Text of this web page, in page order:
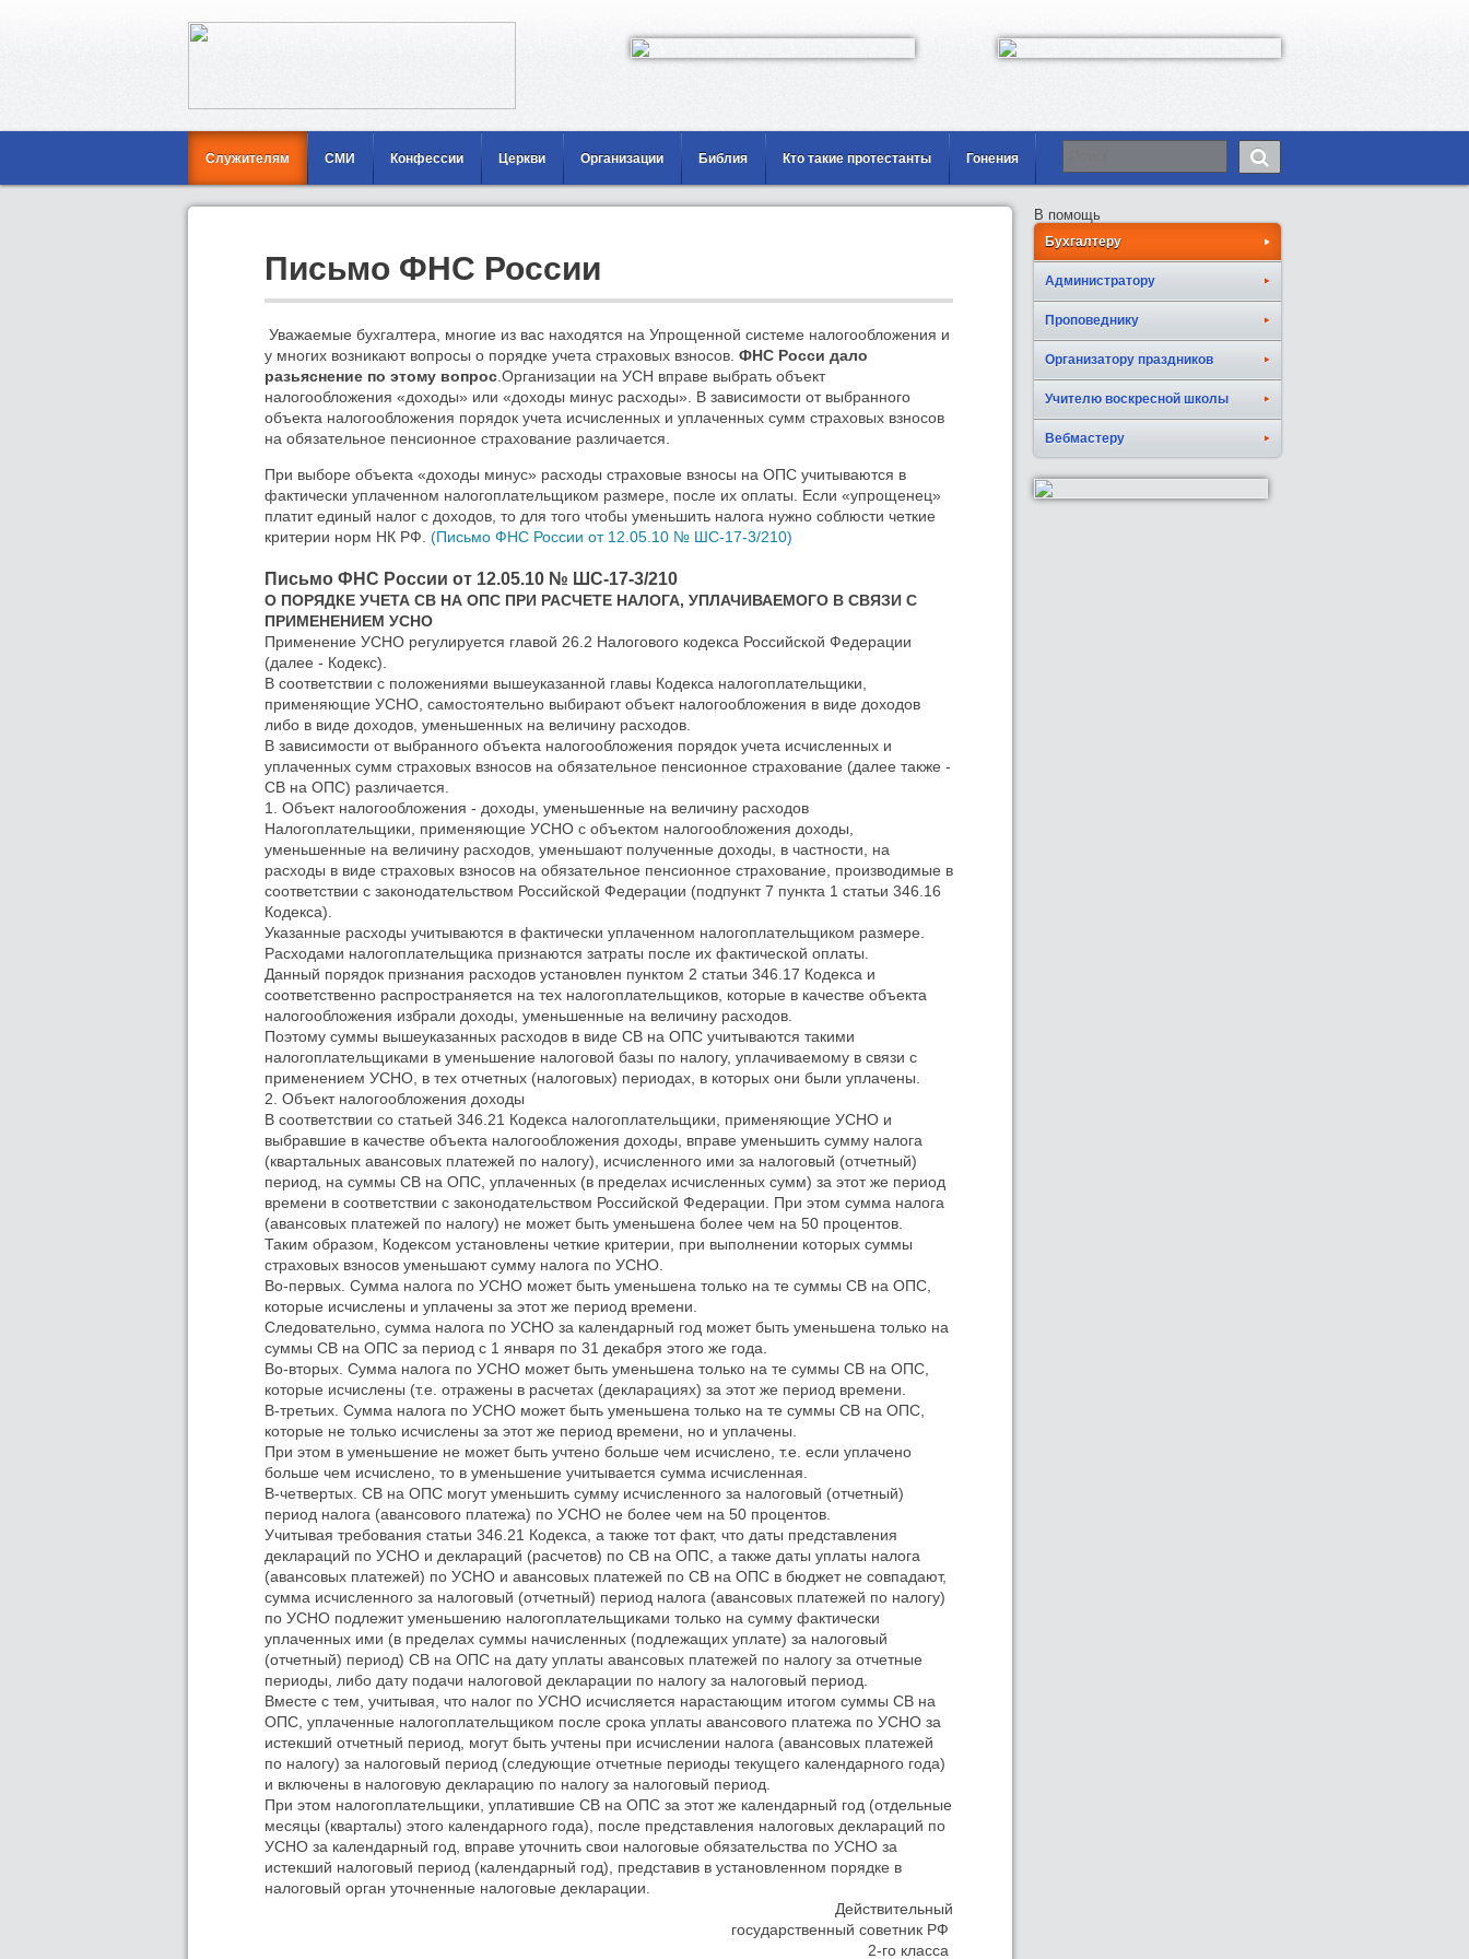
Служителям СМИ Конфессии Церкви Организации Библия Кто такие протестанты Гонения
Письмо ФНС России
Уважаемые бухгалтера, многие из вас находятся на Упрощенной системе налогообложения и
у многих возникают вопросы о порядке учета страховых взносов. ФНС Росси дало
разьяснение по этому вопрос .Организации на УСН вправе выбрать объект
налогообложения «доходы» или «доходы минус расходы». В зависимости от выбранного
объекта налогообложения порядок учета исчисленных и уплаченных сумм страховых взносов
на обязательное пенсионное страхование различается.
При выборе объекта «доходы минус» расходы страховые взносы на ОПС учитываются в
фактически уплаченном налогоплательщиком размере, после их оплаты. Если «упрощенец»
платит единый налог с доходов, то для того чтобы уменьшить налога нужно соблюсти четкие
критерии норм НК РФ. (Письмо ФНС России от 12.05.10 № ШС-17-3/210)
Письмо ФНС России от 12.05.10 № ШС-17-3/210
О ПОРЯДКЕ УЧЕТА СВ НА ОПС ПРИ РАСЧЕТЕ НАЛОГА, УПЛАЧИВАЕМОГО В СВЯЗИ С
ПРИМЕНЕНИЕМ УСНО
Применение УСНО регулируется главой 26.2 Налогового кодекса Российской Федерации
(далее - Кодекс).
В соответствии с положениями вышеуказанной главы Кодекса налогоплательщики,
применяющие УСНО, самостоятельно выбирают объект налогообложения в виде доходов
либо в виде доходов, уменьшенных на величину расходов.
В зависимости от выбранного объекта налогообложения порядок учета исчисленных и
уплаченных сумм страховых взносов на обязательное пенсионное страхование (далее также -
СВ на ОПС) различается.
1. Объект налогообложения - доходы, уменьшенные на величину расходов
Налогоплательщики, применяющие УСНО с объектом налогообложения доходы,
уменьшенные на величину расходов, уменьшают полученные доходы, в частности, на
расходы в виде страховых взносов на обязательное пенсионное страхование, производимые в
соответствии с законодательством Российской Федерации (подпункт 7 пункта 1 статьи 346.16
Кодекса).
Указанные расходы учитываются в фактически уплаченном налогоплательщиком размере.
Расходами налогоплательщика признаются затраты после их фактической оплаты.
Данный порядок признания расходов установлен пунктом 2 статьи 346.17 Кодекса и
соответственно распространяется на тех налогоплательщиков, которые в качестве объекта
налогообложения избрали доходы, уменьшенные на величину расходов.
Поэтому суммы вышеуказанных расходов в виде СВ на ОПС учитываются такими
налогоплательщиками в уменьшение налоговой базы по налогу, уплачиваемому в связи с
применением УСНО, в тех отчетных (налоговых) периодах, в которых они были уплачены.
2. Объект налогообложения доходы
В соответствии со статьей 346.21 Кодекса налогоплательщики, применяющие УСНО и
выбравшие в качестве объекта налогообложения доходы, вправе уменьшить сумму налога
(квартальных авансовых платежей по налогу), исчисленного ими за налоговый (отчетный)
период, на суммы СВ на ОПС, уплаченных (в пределах исчисленных сумм) за этот же период
времени в соответствии с законодательством Российской Федерации. При этом сумма налога
(авансовых платежей по налогу) не может быть уменьшена более чем на 50 процентов.
Таким образом, Кодексом установлены четкие критерии, при выполнении которых суммы
страховых взносов уменьшают сумму налога по УСНО.
Во-первых. Сумма налога по УСНО может быть уменьшена только на те суммы СВ на ОПС,
которые исчислены и уплачены за этот же период времени.
Следовательно, сумма налога по УСНО за календарный год может быть уменьшена только на
суммы СВ на ОПС за период с 1 января по 31 декабря этого же года.
Во-вторых. Сумма налога по УСНО может быть уменьшена только на те суммы СВ на ОПС,
которые исчислены (т.е. отражены в расчетах (декларациях) за этот же период времени.
В-третьих. Сумма налога по УСНО может быть уменьшена только на те суммы СВ на ОПС,
которые не только исчислены за этот же период времени, но и уплачены.
При этом в уменьшение не может быть учтено больше чем исчислено, т.е. если уплачено
больше чем исчислено, то в уменьшение учитывается сумма исчисленная.
В-четвертых. СВ на ОПС могут уменьшить сумму исчисленного за налоговый (отчетный)
период налога (авансового платежа) по УСНО не более чем на 50 процентов.
Учитывая требования статьи 346.21 Кодекса, а также тот факт, что даты представления
деклараций по УСНО и деклараций (расчетов) по СВ на ОПС, а также даты уплаты налога
(авансовых платежей) по УСНО и авансовых платежей по СВ на ОПС в бюджет не совпадают,
сумма исчисленного за налоговый (отчетный) период налога (авансовых платежей по налогу)
по УСНО подлежит уменьшению налогоплательщиками только на сумму фактически
уплаченных ими (в пределах суммы начисленных (подлежащих уплате) за налоговый
(отчетный) период) СВ на ОПС на дату уплаты авансовых платежей по налогу за отчетные
периоды, либо дату подачи налоговой декларации по налогу за налоговый период.
Вместе с тем, учитывая, что налог по УСНО исчисляется нарастающим итогом суммы СВ на
ОПС, уплаченные налогоплательщиком после срока уплаты авансового платежа по УСНО за
истекший отчетный период, могут быть учтены при исчислении налога (авансовых платежей
по налогу) за налоговый период (следующие отчетные периоды текущего календарного года)
и включены в налоговую декларацию по налогу за налоговый период.
При этом налогоплательщики, уплатившие СВ на ОПС за этот же календарный год (отдельные
месяцы (кварталы) этого календарного года), после представления налоговых деклараций по
УСНО за календарный год, вправе уточнить свои налоговые обязательства по УСНО за
истекший налоговый период (календарный год), представив в установленном порядке в
налоговый орган уточненные налоговые декларации.
Действительный
государственный советник РФ
2-го класса
В помощь
Бухгалтеру
Администратору
Проповеднику
Организатору праздников
Учителю воскресной школы
Вебмастеру